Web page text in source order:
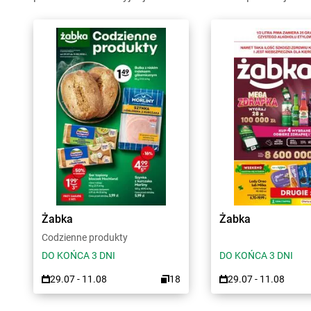
Żabka
Codzienne produkty
DO KOŃCA 3 DNI
29.07 - 11.08 18
Żabka
DO KOŃCA 3 DNI
29.07 - 11.08